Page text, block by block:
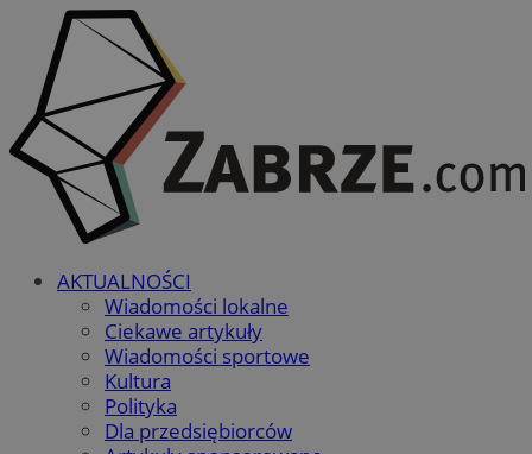
AKTUALNOŚCI
Wiadomości lokalne
Ciekawe artykuły
Wiadomości sportowe
Kultura
Polityka
Dla przedsiębiorców